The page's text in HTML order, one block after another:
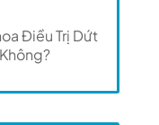
Điều Trị Dứt